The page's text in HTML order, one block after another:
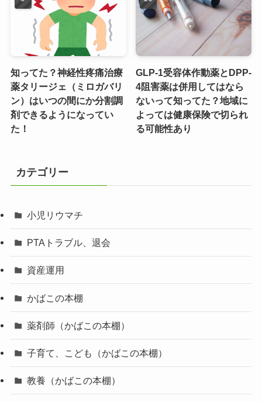
知ってた？神経性疼痛治療
薬タリージェ（ミロガバリ
ン）はいつの間にか分割調
剤できるようになってい
た！
GLP-1受容体作動薬とDPP-
4阻害薬は併用してはなら
ないって知ってた？地域に
よっては健康保険で切られ
る可能性あり
カテゴリー
小児リウマチ
PTAトラブル、退会
資産運用
かばこの本棚
薬剤師（かばこの本棚）
子育て、こども（かばこの本棚）
教養（かばこの本棚）